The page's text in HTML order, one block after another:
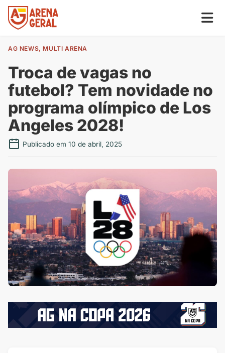
AG NEWS,MULTI ARENA
Troca de vagas no
futebol? Tem novidade no
programa olímpico de Los
Angeles 2028!
Publicado em 10 de abril, 2025